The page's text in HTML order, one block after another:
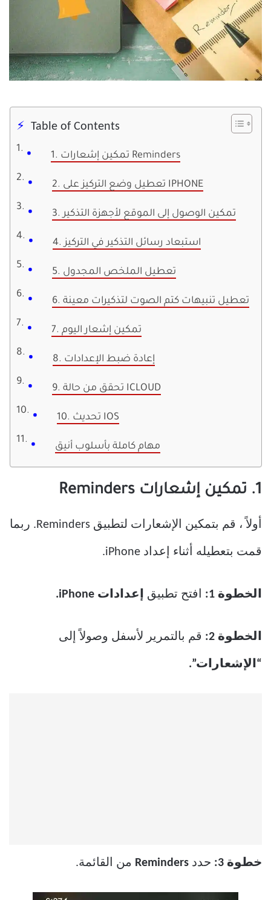
Table of Contents
1. تمكين إشعارات Reminders
2. تعطيل وضع التركيز على IPHONE
3. تمكين الوصول إلى الموقع لأجهزة التذكير
4. استبعاد رسائل التذكير في التركيز
5. تعطيل الملخص المجدول
6. تعطيل تنبيهات كتم الصوت لتذكيرات معينة
7. تمكين إشعار اليوم
8. إعادة ضبط الإعدادات
9. تحقق من حالة ICLOUD
10. تحديث IOS
مهام كاملة بأسلوب أنيق
1. تمكين إشعارات Reminders
أولاً ، قم بتمكين الإشعارات لتطبيق Reminders. ربما
قمت بتعطيله أثناء إعداد iPhone.
الخطوة 1: افتح تطبيق إعدادات iPhone.
الخطوة 2: قم بالتمرير لأسفل وصولاً إلى
“الإشعارات”.
خطوة 3: حدد Reminders من القائمة.